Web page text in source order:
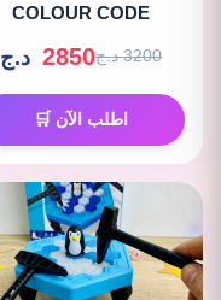
COLOUR CODE
3200 د.ج 2850 د.ج
اطلب الآن 🛒